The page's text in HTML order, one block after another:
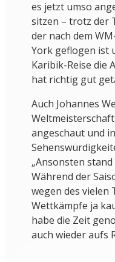
es jetzt umso
sitzen – trotz der
der nach dem
York geflogen ist
Karibik-Reise die
hat richtig gut
Auch Johannes
angeschaut und
„Ansonsten
Während der
wegen des vielen
Wettkämpfe ja
habe die Zeit
auch wieder aufs